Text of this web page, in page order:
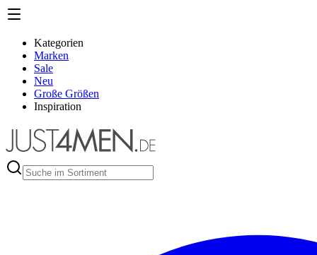
Kategorien
Marken
Sale
Neu
Große Größen
Inspiration